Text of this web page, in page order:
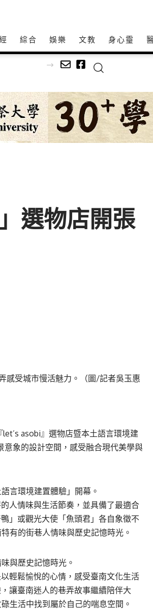
綜合 娛樂 文教 身心𩆜
」選物店開
感受城市慢活魅力。（圖/記者吳玉惠
asobi』選物店暨本土語言環境建
象的設計空間，感受融合現代美學與
言環境建置體驗」開幕。
人情味與生活節奏，並具備了最適合
」或觀光大使「魚頭君」各自象徵不
有的街巷人情味與歷史記憶時光。
與歷史記憶時光。
輕鬆愉悅的心情，感受臺南文化生活
讓臺南迷人的巷弄故事繼續陪伴大
生活中找到屬於自己的喘息空間。